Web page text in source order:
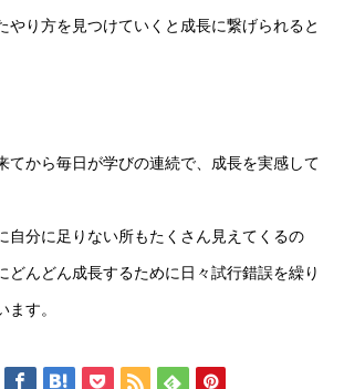
やり方を見つけていくと成長に繋げられると
てから毎日が学びの連続で、成長を実感して
自分に足りない所もたくさん見えてくるの
どんどん成長するために日々試行錯誤を繰り
す。